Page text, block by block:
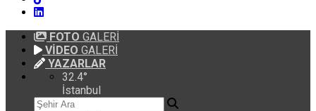
FOTO GALERİ
VİDEO GALERİ
YAZARLAR
32.4°
İstanbul